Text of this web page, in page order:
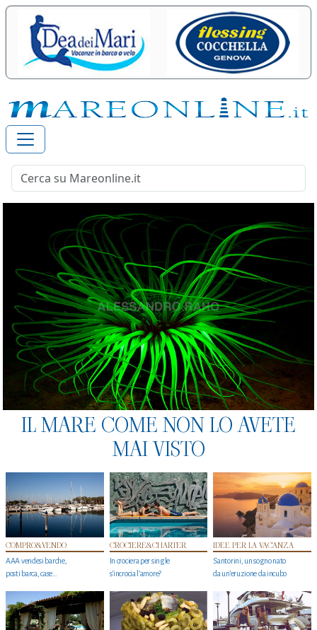
IL MARE COME NON LO AVETE
MAI VISTO
COMPRO&VENDO
AAA vendesi barche,
posti barca, case…
CROCIERE&CHARTER
In crociera per single
s'incrocia l’amore?
IDEE PER LA VACANZA
Santorini, un sogno nato
da un’eruzione da incubo